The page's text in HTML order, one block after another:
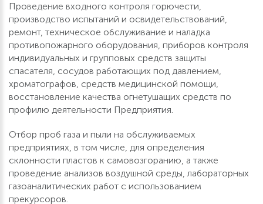
Проведение входного контроля горючести,
производство испытаний и освидетельствований,
ремонт, техническое обслуживание и наладка
противопожарного оборудования, приборов контроля
индивидуальных и групповых средств защиты
спасателя, сосудов работающих под давлением,
хроматографов, средств медицинской помощи,
восстановление качества огнетушащих средств по
профилю деятельности Предприятия.
Отбор проб газа и пыли на обслуживаемых
предприятиях, в том числе, для определения
склонности пластов к самовозгоранию, а также
проведение анализов воздушной среды, лабораторных
газоаналитических работ с использованием
прекурсоров.